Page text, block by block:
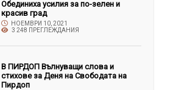
Обединиха усилия за по-зелен и
красив град
НОЕМВРИ 10, 2021
3 248 ПРЕГЛЕЖДАНИЯ
В ПИРДОП Вълнуващи слова и
стихове за Деня на Свободата на
Пирдоп